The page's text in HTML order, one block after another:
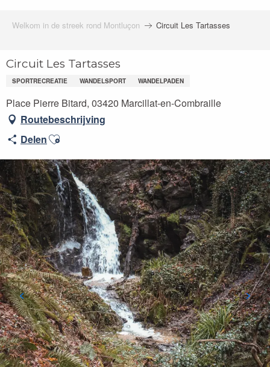
Welkom in de streek rond Montluçon Circuit Les Tartasses
Circuit Les Tartasses
SPORTRECREATIE WANDELSPORT WANDELPADEN
Place Pierre Bitard, 03420 Marcillat-en-Combraille
Routebeschrijving
DelenAjouter aux favoris